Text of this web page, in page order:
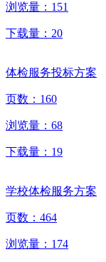
浏览量： 151
下载量： 20
体检服务投标方案
页数： 160
浏览量： 68
下载量： 19
学校体检服务方案
页数： 464
浏览量： 174